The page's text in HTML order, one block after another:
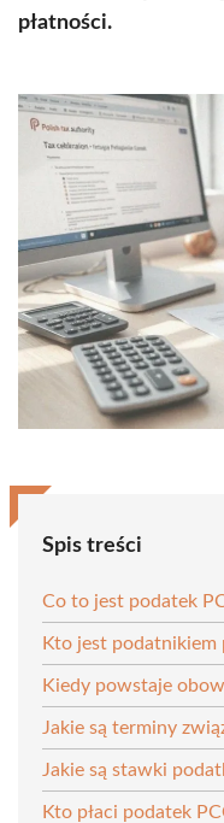
płatności.
Spis treści
Co to jest podatek
Kto jest podatnikiem
Kiedy powstaje
Jakie są terminy
Jakie są stawki
Kto płaci podatek